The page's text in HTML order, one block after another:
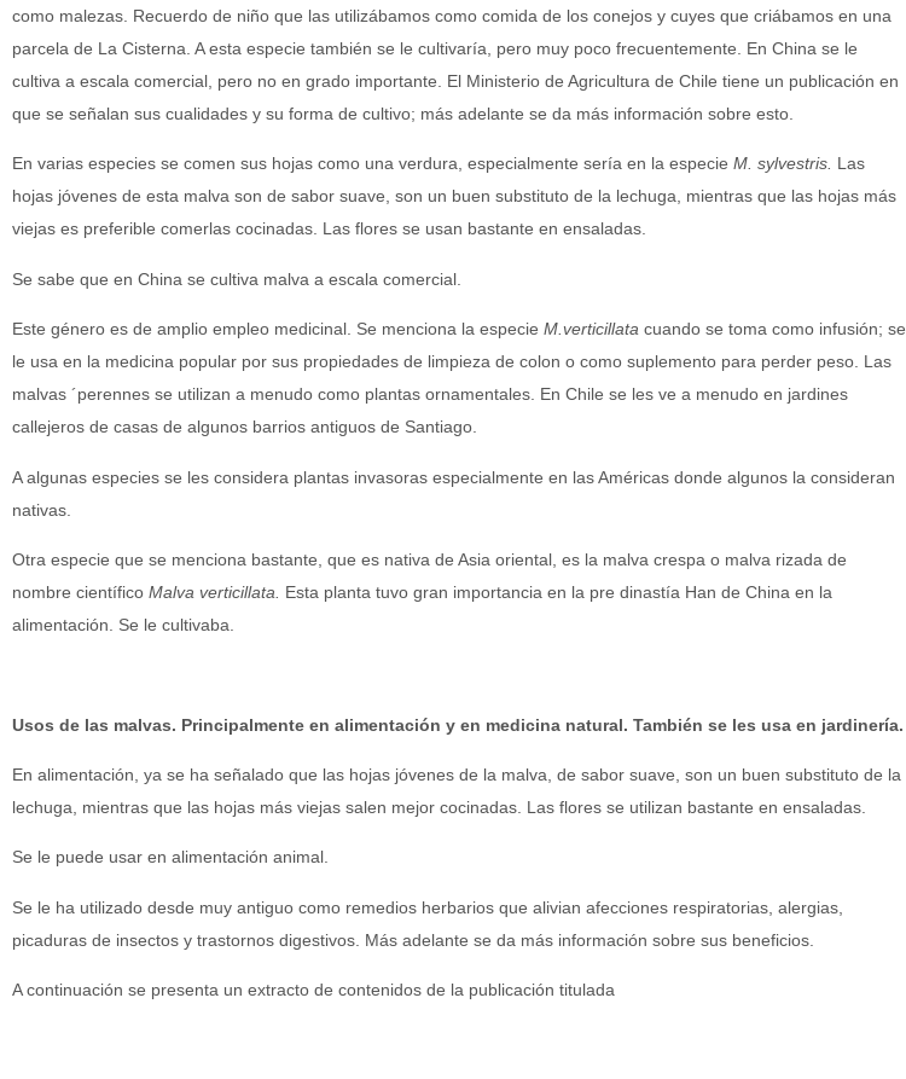
como malezas. Recuerdo de niño que las utilizábamos como comida de los conejos y cuyes que criábamos en una
parcela de La Cisterna. A esta especie también se le cultivaría, pero muy poco frecuentemente. En China se le
cultiva a escala comercial, pero no en grado importante. El Ministerio de Agricultura de Chile tiene un publicación en
que se señalan sus cualidades y su forma de cultivo; más adelante se da más información sobre esto.
En varias especies se comen sus hojas como una verdura, especialmente sería en la especie M. sylvestris. Las
hojas jóvenes de esta malva son de sabor suave, son un buen substituto de la lechuga, mientras que las hojas más
viejas es preferible comerlas cocinadas. Las flores se usan bastante en ensaladas.
Se sabe que en China se cultiva malva a escala comercial.
Este género es de amplio empleo medicinal. Se menciona la especie M.verticillata cuando se toma como infusión; se
le usa en la medicina popular por sus propiedades de limpieza de colon o como suplemento para perder peso. Las
malvas ´perennes se utilizan a menudo como plantas ornamentales. En Chile se les ve a menudo en jardines
callejeros de casas de algunos barrios antiguos de Santiago.
A algunas especies se les considera plantas invasoras especialmente en las Américas donde algunos la consideran
nativas.
Otra especie que se menciona bastante, que es nativa de Asia oriental, es la malva crespa o malva rizada de
nombre científico Malva verticillata. Esta planta tuvo gran importancia en la pre dinastía Han de China en la
alimentación. Se le cultivaba.
Usos de las malvas. Principalmente en alimentación y en medicina natural. También se les usa en jardinería.
En alimentación, ya se ha señalado que las hojas jóvenes de la malva, de sabor suave, son un buen substituto de la
lechuga, mientras que las hojas más viejas salen mejor cocinadas. Las flores se utilizan bastante en ensaladas.
Se le puede usar en alimentación animal.
Se le ha utilizado desde muy antiguo como remedios herbarios que alivian afecciones respiratorias, alergias,
picaduras de insectos y trastornos digestivos. Más adelante se da más información sobre sus beneficios.
A continuación se presenta un extracto de contenidos de la publicación titulada